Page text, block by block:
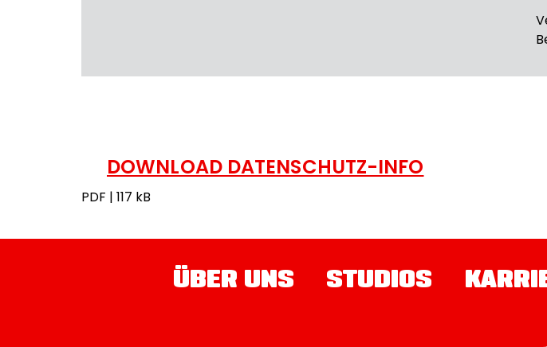
DOWNLOAD DATENSCHUTZ-INFO
PDF | 117 kB
ÜBER UNS STUDIOS